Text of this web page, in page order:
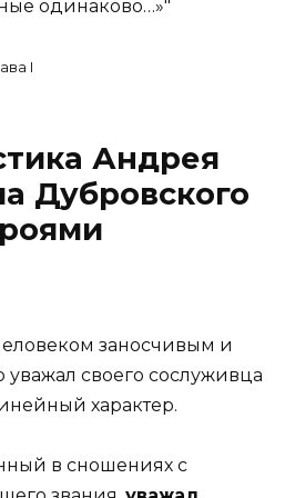
одинаково…»
I
Андрея
Дубровского
заносчивым и
своего сослуживца
характер.
в сношениях с